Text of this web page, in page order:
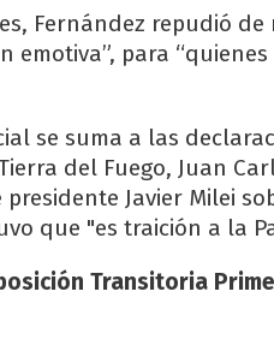
Fernández repudió
emotiva”, para
se suma a las
del Fuego, Juan
Javier Milei
que "es traición a la
Transitoria